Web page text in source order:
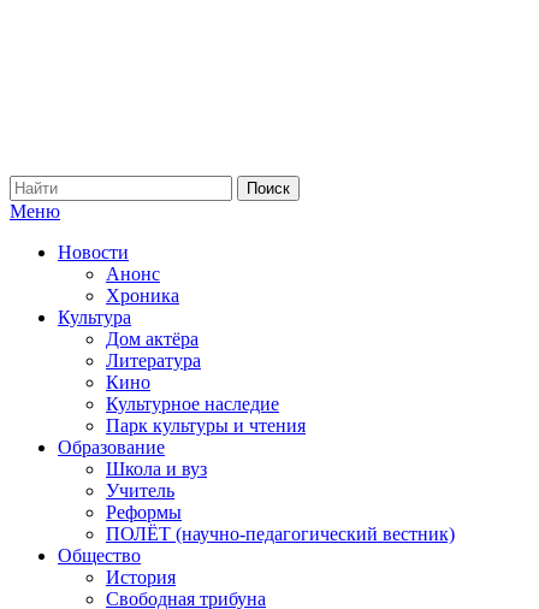
Меню
Новости
Анонс
Хроника
Культура
Дом актёра
Литература
Кино
Культурное наследие
Парк культуры и чтения
Образование
Школа и вуз
Учитель
Реформы
ПОЛЁТ (научно-педагогический вестник)
Общество
История
Свободная трибуна